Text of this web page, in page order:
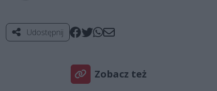
Udostępnij
Zobacz też